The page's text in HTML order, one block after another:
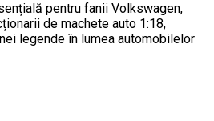
pentru fanii Volkswagen,
de machete auto 1:18,
legende în lumea automobilelor